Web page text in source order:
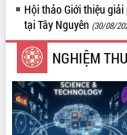
Bàn giải pháp tháo gỡ khó
xuất khẩu sầu riêng và
định EUDR
Thứ trưởng Bộ Nông
trường Nguyễn Hoàng Hiệp
vùng trồng và doanh
sầu riêng tại Đắk Lắk
Trình diễn nghệ thuật chế
Hội thảo Giới thiệu
tại Tây Nguyên (30/08/
NGHIỆM